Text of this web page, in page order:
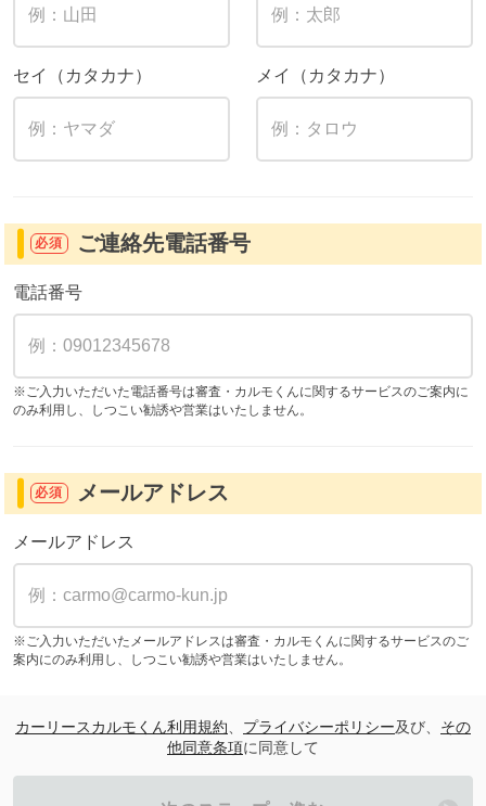
セイ（カタカナ） メイ（カタカナ）
必須 ご連絡先電話番号
電話番号
※ご入力いただいた電話番号は審査・カルモくんに関するサービスのご案内に
のみ利用し、しつこい勧誘や営業はいたしません。
必須 メールアドレス
メールアドレス
※ご入力いただいたメールアドレスは審査・カルモくんに関するサービスのご
案内にのみ利用し、しつこい勧誘や営業はいたしません。
カーリースカルモくん利用規約 プライバシーポリシー及び、 その
他同意条項に同意して